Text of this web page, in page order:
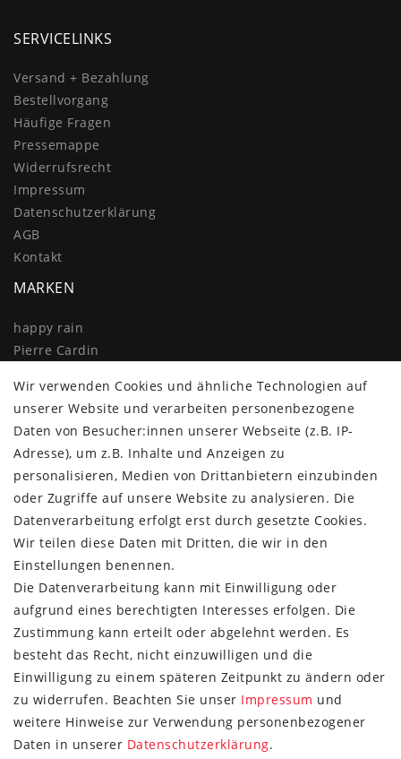
SERVICELINKS
Versand + Bezahlung
Bestellvorgang
Häufige Fragen
Pressemappe
Widerrufs­recht
Impressum
Daten­schutz­erklärung
AGB
Kontakt
MARKEN
happy rain
Pierre Cardin
Doppler
Resckodd
Dernier
Esprit
FOLGE SIE UNS
Wir verwenden Cookies und ähnliche Technologien auf
unserer Website und verarbeiten personenbezogene
Daten von Besucher:innen unserer Webseite (z.B. IP-
Adresse), um z.B. Inhalte und Anzeigen zu
personalisieren, Medien von Drittanbietern einzubinden
oder Zugriffe auf unsere Website zu analysieren. Die
Datenverarbeitung erfolgt erst durch gesetzte Cookies.
Wir teilen diese Daten mit Dritten, die wir in den
Einstellungen benennen.
Die Datenverarbeitung kann mit Einwilligung oder
aufgrund eines berechtigten Interesses erfolgen. Die
Zustimmung kann erteilt oder abgelehnt werden. Es
besteht das Recht, nicht einzuwilligen und die
Einwilligung zu einem späteren Zeitpunkt zu ändern oder
zu widerrufen. Beachten Sie unser Impressum und
weitere Hinweise zur Verwendung personenbezogener
Daten in unserer Daten­schutz­erklärung.